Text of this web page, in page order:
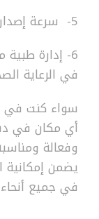
5- سرعة إصدار الوصفات الطبية في دبي.
6- إدارة
في الرعاية
سواء كنت في
أي مكان في
وفعالة
يضمن إمكانية
في جميع أنحاء